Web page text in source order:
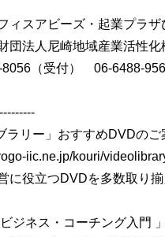
ィスアビーズ・起業プラザ
団法人尼崎地域産業活性化
（受付） 06-6488-
ラリー」おすすめDVDのご
iic.ne.jp/kouri/
に役立つDVDを多数取り揃
ビジネス・コーチング入門